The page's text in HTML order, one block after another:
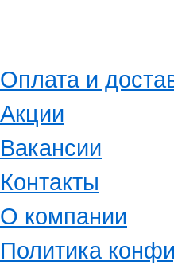
Оплата и
Акции
Вакансии
Контакты
О компании
Политика